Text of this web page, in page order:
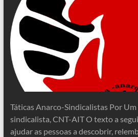
Táticas Anarco-Sindicalistas Por
sindicalista, CNT-AIT O texto a
ajudar as pessoas a descobrir,